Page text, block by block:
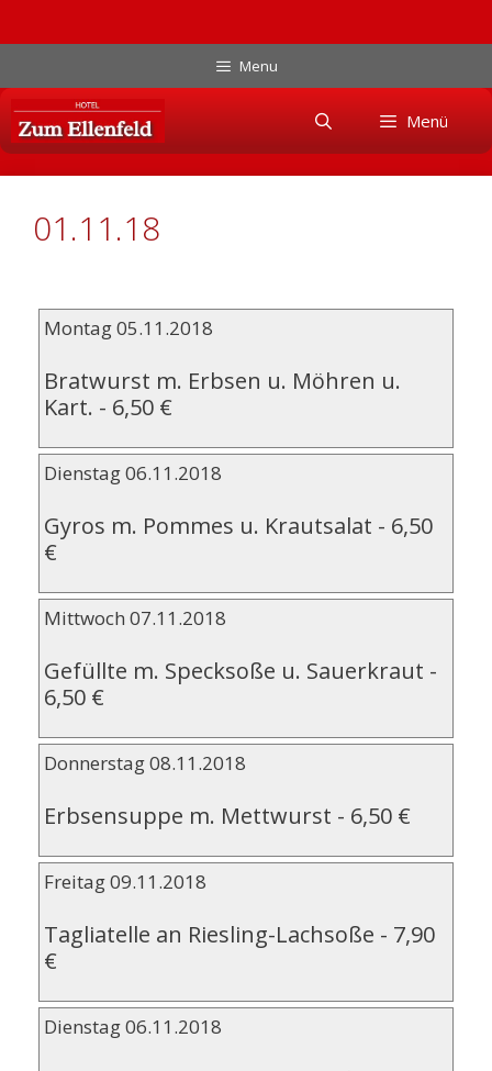
Inhalt
springen
Menu
Skip
content
Menü
01.11.18
Montag 05.11.2018
Bratwurst m. Erbsen u. Möhren u.
Kart. - 6,50 €
Dienstag 06.11.2018
Gyros m. Pommes u. Krautsalat - 6,50
€
Mittwoch 07.11.2018
Gefüllte m. Specksoße u. Sauerkraut -
6,50 €
Donnerstag 08.11.2018
Erbsensuppe m. Mettwurst - 6,50 €
Freitag 09.11.2018
Tagliatelle an Riesling-Lachsoße - 7,90
€
Dienstag 06.11.2018